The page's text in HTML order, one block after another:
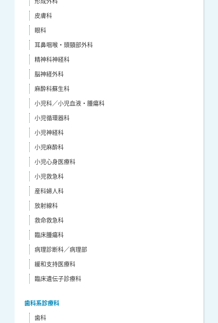
皮膚科
眼科
耳鼻咽喉・頭頸部外科
精神科神経科
脳神経外科
麻酔科蘇生科
小児科／小児血液・腫瘍科
小児循環器科
小児神経科
小児麻酔科
小児心身医療科
小児救急科
産科婦人科
放射線科
救命救急科
臨床腫瘍科
病理診断科／病理部
緩和支持医療科
臨床遺伝子診療科
歯科系診療科
歯科